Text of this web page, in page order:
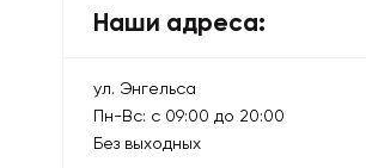
Наши адреса:
ул. Энгельса
Пн-Вс: с 09:00 до 20:00
Без выходных